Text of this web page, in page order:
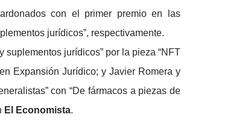
con el primer premio en las
jurídicos”, respectivamente.
jurídicos” por la pieza “NFT
Expansión Jurídico; y Javier Romera y
con “De fármacos a piezas de
El Economista.